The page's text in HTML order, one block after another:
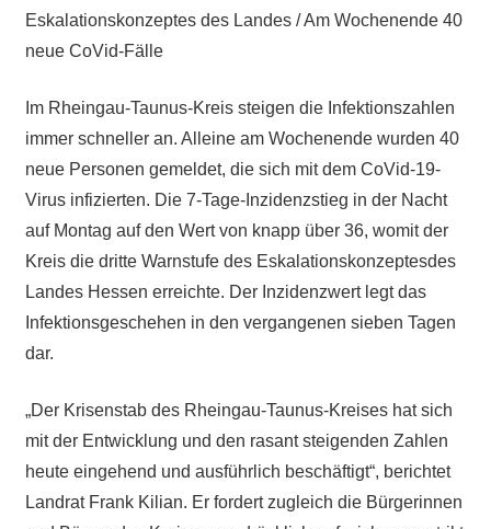
Eskalationskonzeptes des Landes / Am Wochenende 40
neue CoVid-Fälle
Im Rheingau-Taunus-Kreis steigen die Infektionszahlen
immer schneller an. Alleine am Wochenende wurden 40
neue Personen gemeldet, die sich mit dem CoVid-19-
Virus infizierten. Die 7-Tage-Inzidenzstieg in der Nacht
auf Montag auf den Wert von knapp über 36, womit der
Kreis die dritte Warnstufe des Eskalationskonzeptesdes
Landes Hessen erreichte. Der Inzidenzwert legt das
Infektionsgeschehen in den vergangenen sieben Tagen
dar.
„Der Krisenstab des Rheingau-Taunus-Kreises hat sich
mit der Entwicklung und den rasant steigenden Zahlen
heute eingehend und ausführlich beschäftigt“, berichtet
Landrat Frank Kilian. Er fordert zugleich die Bürgerinnen